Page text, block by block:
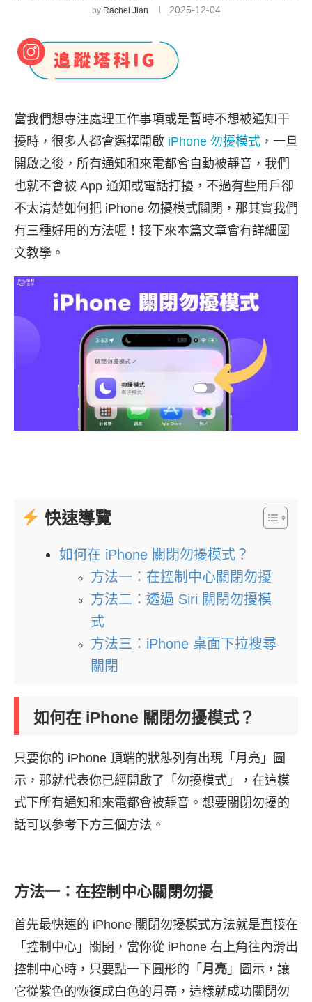
by Rachel Jian 2025-12-04
當我們想專注處理工作事項或是暫時不想被通知干
擾時，很多人都會選擇開啟 iPhone 勿擾模式 ，一旦
開啟之後，所有通知和來電都會自動被靜音，我們
也就不會被 App 通知或電話打擾，不過有些用戶卻
不太清楚如何把 iPhone 勿擾模式關閉，那其實我們
有三種好用的方法喔！接下來本篇文章會有詳細圖
文教學。
快速導覽
如何在 iPhone 關閉勿擾模式？
方法一：在控制中心關閉勿擾
方法二：透過 Siri 關閉勿擾模
式
方法三：iPhone 桌面下拉搜尋
關閉
如何在 iPhone 關閉勿擾模式？
只要你的 iPhone 頂端的狀態列有出現「月亮」圖
示，那就代表你已經開啟了「勿擾模式」，在這模
式下所有通知和來電都會被靜音。想要關閉勿擾的
話可以參考下方三個方法。
方法一：在控制中心關閉勿擾
首先最快速的 iPhone 關閉勿擾模式方法就是直接在
「控制中心」關閉，當你從 iPhone 右上角往內滑出
控制中心時，只要點一下圓形的「 月亮 」圖示，讓
它從紫色的恢復成白色的月亮，這樣就成功關閉勿